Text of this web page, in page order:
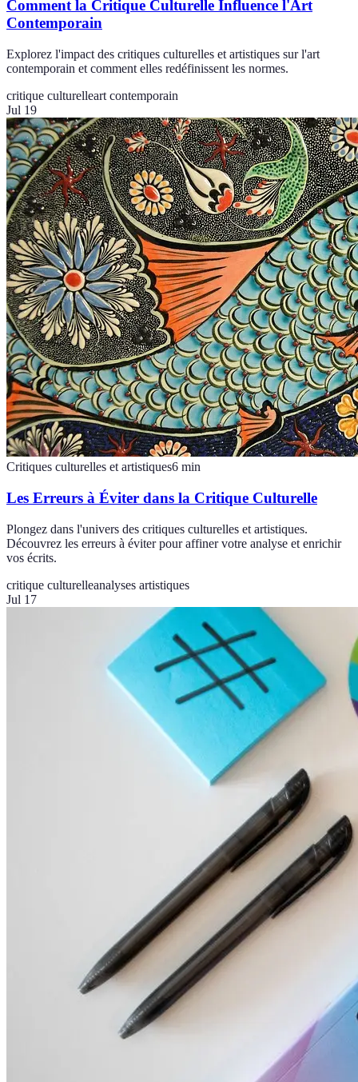
Comment la Critique Culturelle Influence l'Art
Contemporain
Explorez l'impact des critiques culturelles et artistiques sur l'art
contemporain et comment elles redéfinissent les normes.
critique culturelleart contemporain
Jul 19
Critiques culturelles et artistiques6 min
Les Erreurs à Éviter dans la Critique Culturelle
Plongez dans l'univers des critiques culturelles et artistiques.
Découvrez les erreurs à éviter pour affiner votre analyse et enrichir
vos écrits.
critique culturelleanalyses artistiques
Jul 17